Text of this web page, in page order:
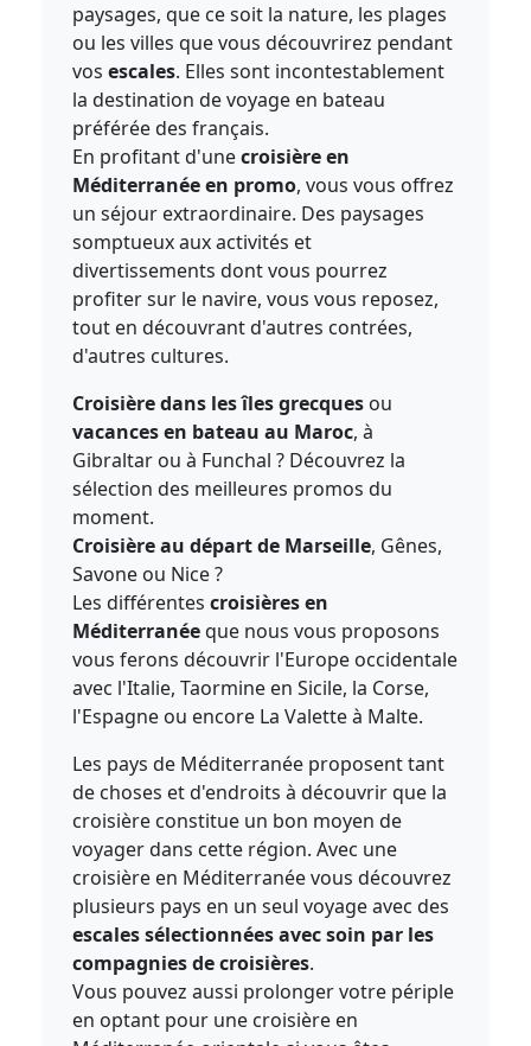
paysages, que ce soit la nature, les plages
ou les villes que vous découvrirez pendant
vosescales. Elles sont incontestablement
la destination de voyage en bateau
préférée des français.
En profitant d'unecroisière en
Méditerranée en promo, vous vous offrez
un séjour extraordinaire. Des paysages
somptueux aux activités et
divertissements dont vous pourrez
profiter sur le navire, vous vous reposez,
tout en découvrant d'autres contrées,
d'autres cultures.
Croisière dans les îles grecques ou
vacances en bateau au Maroc, à
Gibraltar ou à Funchal ? Découvrez la
sélection des meilleures promos du
moment.
Croisière au départ de Marseille, Gênes,
Savone ou Nice ?
Les différentescroisières en
Méditerranéeque nous vous proposons
vous ferons découvrir l'Europe occidentale
avec l'Italie, Taormine en Sicile, la Corse,
l'Espagne ou encore La Valette à Malte.
Les pays de Méditerranée proposent tant
de choses et d'endroits à découvrir que la
croisière constitue un bon moyen de
voyager dans cette région. Avec une
croisière en Méditerranée vous découvrez
plusieurs pays en un seul voyage avec des
escales sélectionnées avec soin par les
compagnies de croisières.
Vous pouvez aussi prolonger votre périple
en optant pour une croisière en